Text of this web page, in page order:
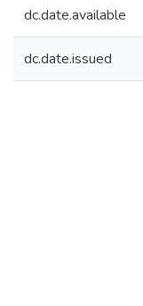
dc.date.available
dc.date.issued